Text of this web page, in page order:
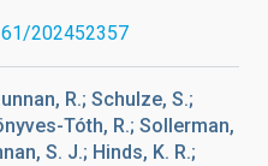
202452357
R.; Schulze, S.;
Tóth, R.; Sollerman,
S. J.; Hinds, K. R.;